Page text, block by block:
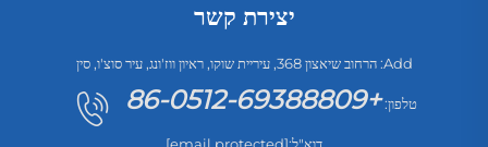
יצירת קשר
Add: הרחוב שיאצון 368, עיריית שוקו, ראיון ווז'ונג, עיר סוצ'ו, סין
טלפון:+86-0512-69388809